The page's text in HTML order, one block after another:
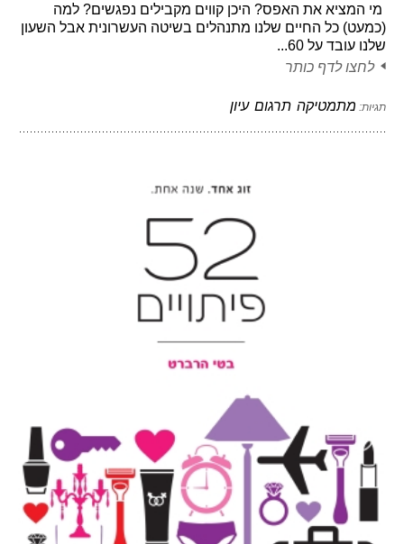
מי המציא את האפס? היכן קווים מקבילים נפגשים? למה
(כמעט) כל החיים שלנו מתנהלים בשיטה העשרונית אבל השעון
שלנו עובד על 60...
לחצו לדף כותר
תגיות: מתמטיקה תרגום עיון